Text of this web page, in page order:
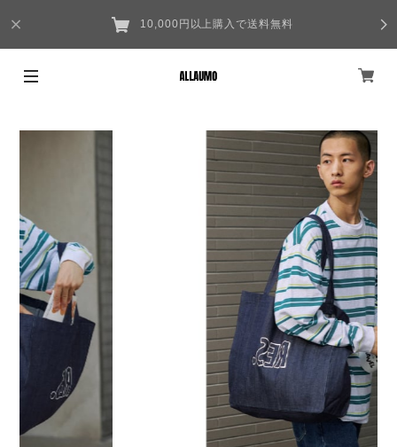
10,000円以上購入で送料無料